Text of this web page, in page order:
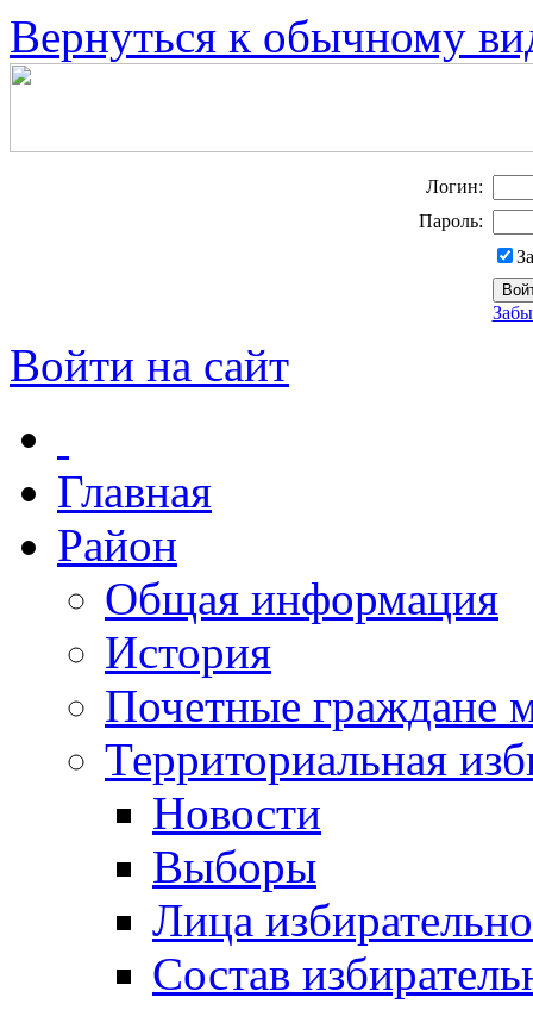
Вернуться к обычному
Логин:
Пароль:
Войти на сайт
Главная
Район
Общая информация
История
Почетные граждане
Территориальная
Новости
Выборы
Лица
Состав